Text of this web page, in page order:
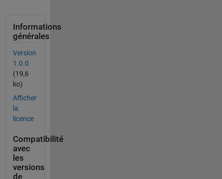
Informations
générales
Version
1.0.0
(19,6
ko)
Afficher
la
licence
Compatibilité
avec
les
versions
de